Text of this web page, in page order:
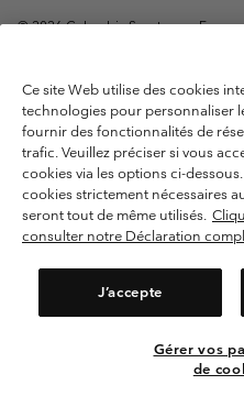
©2026Columbia Sportswear Europe
Garanties Légales
Politique de
Conditions d'utilisation - Membres
Conditions D'utilisation - Contenu
Cookies
Public CBCR
Ce site Web utilise des cookies
technologies pour personnaliser
fournir des fonctionnalités de
trafic. Veuillez préciser si vous
cookies via les options ci-
cookies strictement nécessaires
seront tout de même utilisés.
consulter notre Déclaration
J’accepte
Gérer vos
de
Veuillez sélectionner
Achats en
United States
France
Voir